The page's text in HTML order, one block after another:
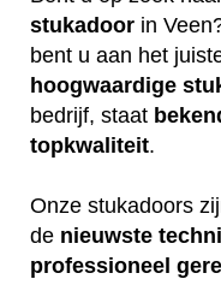
stukadoor in
bent u aan het
hoogwaardige
bedrijf, staat
topkwaliteit.
Onze stukadoors
de nieuwste
professioneel